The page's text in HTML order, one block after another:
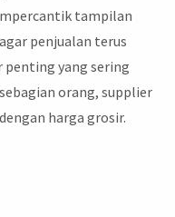
tampilan
penjualan terus
penting yang sering
orang, supplier
harga grosir.